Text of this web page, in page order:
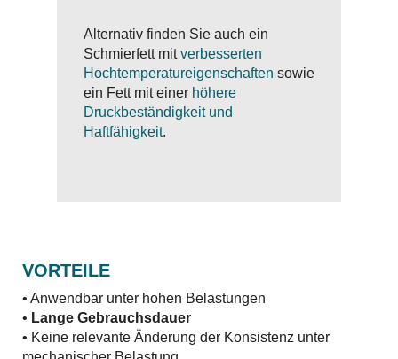
Alternativ finden Sie auch ein
Schmierfett mitverbesserten
Hochtemperatureigenschaften sowie
ein Fett mit einer höhere
Druckbeständigkeit und
Haftfähigkeit.
VORTEILE
• Anwendbar unter hohen Belastungen
• Lange Gebrauchsdauer
• Keine relevante Änderung der Konsistenz unter